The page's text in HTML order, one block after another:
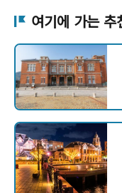
여기에 가는 추